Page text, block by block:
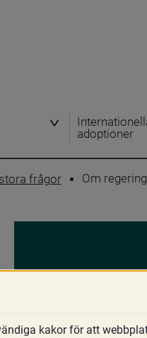
adoptioner
frågor Om
kakor för att